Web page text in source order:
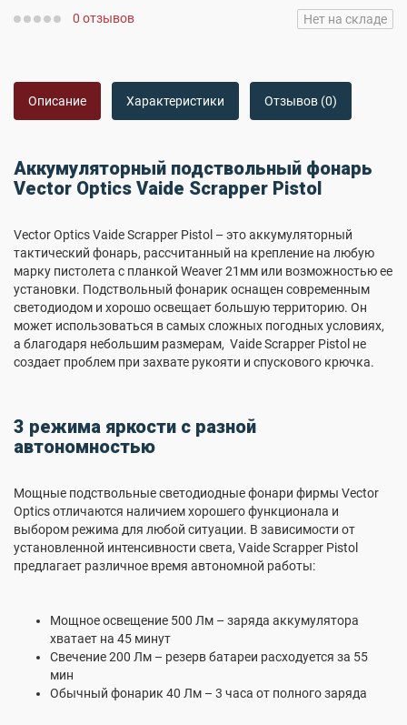
0 отзывов Нет на складе
Описание Характеристики Отзывов (0)
Аккумуляторный подствольный фонарь
Vector Optics Vaide Scrapper Pistol
Vector Optics Vaide Scrapper Pistol – это аккумуляторный
тактический фонарь, рассчитанный на крепление на любую
марку пистолета с планкой Weaver 21мм или возможностью ее
установки. Подствольный фонарик оснащен современным
светодиодом и хорошо освещает большую территорию. Он
может использоваться в самых сложных погодных условиях,
а благодаря небольшим размерам, Vaide Scrapper Pistol не
создает проблем при захвате рукояти и спускового крючка.
3 режима яркости с разной
автономностью
Мощные подствольные светодиодные фонари фирмы Vector
Optics отличаются наличием хорошего функционала и
выбором режима для любой ситуации. В зависимости от
установленной интенсивности света, Vaide Scrapper Pistol
предлагает различное время автономной работы:
Мощное освещение 500 Лм – заряда аккумулятора
хватает на 45 минут
Свечение 200 Лм – резерв батареи расходуется за 55
мин
Обычный фонарик 40 Лм – 3 часа от полного заряда